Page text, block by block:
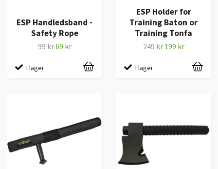
ESP Handledsband -
Safety Rope
99 kr69 kr
I lager
ESP Holder for
Training Baton or
Training Tonfa
249 kr 199 kr
I lager